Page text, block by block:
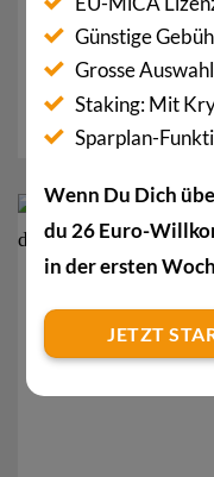
Morgan Stanley:
Ist das Ethereum-
als Bitcoin? Diese
häufig von...
16
Günstige
Grosse
Staking: Mit
Sparplan-
Wenn Du Dich
du 26 Euro-
in der ersten
JETZT